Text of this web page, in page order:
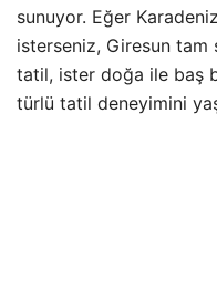
sunuyor. Eğer
isterseniz, Giresun
tatil, ister doğa ile baş
türlü tatil deneyimini